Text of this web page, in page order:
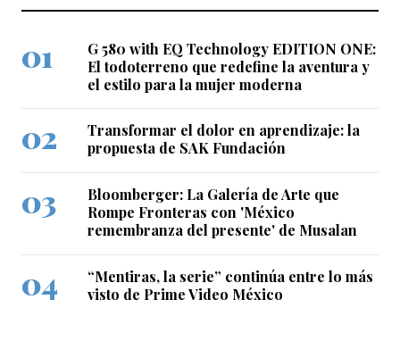
G 580 with EQ Technology EDITION ONE:
El todoterreno que redefine la aventura y
el estilo para la mujer moderna
Transformar el dolor en aprendizaje: la
propuesta de SAK Fundación
Bloomberger: La Galería de Arte que
Rompe Fronteras con 'México
remembranza del presente' de Musalan
“Mentiras, la serie” continúa entre lo más
visto de Prime Video México